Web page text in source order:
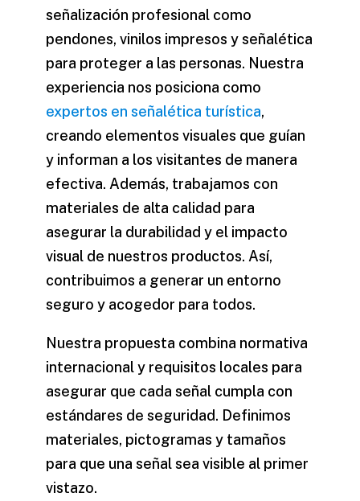
señalización profesional como
pendones, vinilos impresos y señalética
para proteger a las personas. Nuestra
experiencia nos posiciona como
expertos en señalética turística,
creando elementos visuales que guían
y informan a los visitantes de manera
efectiva. Además, trabajamos con
materiales de alta calidad para
asegurar la durabilidad y el impacto
visual de nuestros productos. Así,
contribuimos a generar un entorno
seguro y acogedor para todos.
Nuestra propuesta combina normativa
internacional y requisitos locales para
asegurar que cada señal cumpla con
estándares de seguridad. Definimos
materiales, pictogramas y tamaños
para que una señal sea visible al primer
vistazo.